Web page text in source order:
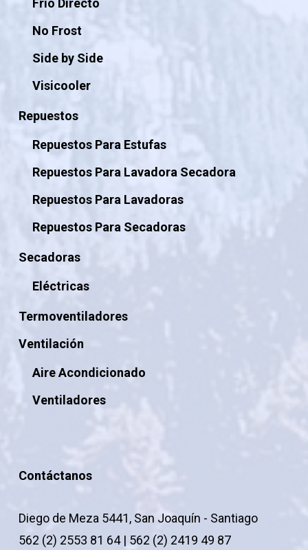
Frio Directo
No Frost
Side by Side
Visicooler
Repuestos
Repuestos Para Estufas
Repuestos Para Lavadora Secadora
Repuestos Para Lavadoras
Repuestos Para Secadoras
Secadoras
Eléctricas
Termoventiladores
Ventilación
Aire Acondicionado
Ventiladores
Contáctanos
Diego de Meza 5441, San Joaquín - Santiago
562 (2) 2553 81 64 | 562 (2) 2419 49 87